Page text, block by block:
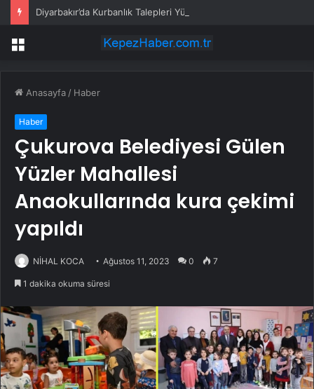
Diyarbakır’da Kurbanlık Talepleri Yükseliyor
Menü
Anasayfa / Haber
Haber
Çukurova Belediyesi Gülen
Yüzler Mahallesi
Anaokullarında kura çekimi
yapıldı
NİHAL KOCA Ağustos 11, 2023 0 7
1 dakika okuma süresi